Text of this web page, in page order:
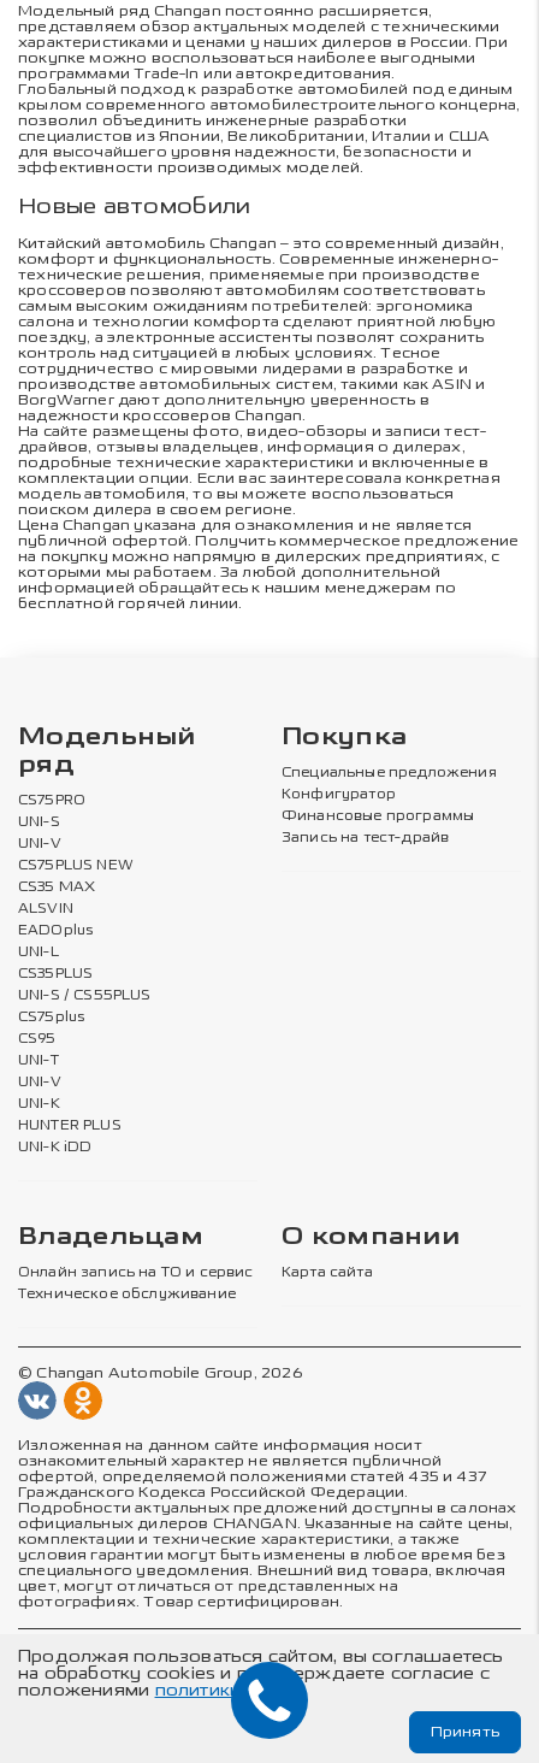
Модельный ряд Changan постоянно расширяется,
представляем обзор актуальных моделей с техническими
характеристиками и ценами у наших дилеров в России. При
покупке можно воспользоваться наиболее выгодными
программами Trade-In или автокредитования.
Глобальный подход к разработке автомобилей под единым
крылом современного автомобилестроительного концерна,
позволил объединить инженерные разработки
специалистов из Японии, Великобритании, Италии и США
для высочайшего уровня надежности, безопасности и
эффективности производимых моделей.
Новые автомобили
Китайский автомобиль Changan – это современный дизайн,
комфорт и функциональность. Современные инженерно-
технические решения, применяемые при производстве
кроссоверов позволяют автомобилям соответствовать
самым высоким ожиданиям потребителей: эргономика
салона и технологии комфорта сделают приятной любую
поездку, а электронные ассистенты позволят сохранить
контроль над ситуацией в любых условиях. Тесное
сотрудничество с мировыми лидерами в разработке и
производстве автомобильных систем, такими как ASIN и
BorgWarner дают дополнительную уверенность в
надежности кроссоверов Changan.
На сайте размещены фото, видео-обзоры и записи тест-
драйвов, отзывы владельцев, информация о дилерах,
подробные технические характеристики и включенные в
комплектации опции. Если вас заинтересовала конкретная
модель автомобиля, то вы можете воспользоваться
поиском дилера в своем регионе.
Цена Changan указана для ознакомления и не является
публичной офертой. Получить коммерческое предложение
на покупку можно напрямую в дилерских предприятиях, с
которыми мы работаем. За любой дополнительной
информацией обращайтесь к нашим менеджерам по
бесплатной горячей линии.
Модельный
ряд
CS75PRO
UNI-S
UNI-V
CS75PLUS NEW
CS35 MAX
ALSVIN
EADOplus
UNI-L
CS35PLUS
UNI-S / CS55PLUS
CS75plus
CS95
UNI-T
UNI-V
UNI-K
HUNTER PLUS
UNI-K iDD
Покупка
Специальные предложения
Конфигуратор
Финансовые программы
Запись на тест-драйв
Владельцам
Онлайн запись на ТО и сервис
Техническое обслуживание
О компании
Карта сайта
© Changan Automobile Group, 2026
Изложенная на данном сайте информация носит
ознакомительный характер не является публичной
офертой, определяемой положениями статей 435 и 437
Гражданского Кодекса Российской Федерации.
Подробности актуальных предложений доступны в салонах
официальных дилеров CHANGAN. Указанные на сайте цены,
комплектации и технические характеристики, а также
условия гарантии могут быть изменены в любое время без
специального уведомления. Внешний вид товара, включая
цвет, могут отличаться от представленных на
фотографиях. Товар сертифицирован.
Политика в отношении обработки персональных данных
Политика конфиденциальности
Согласие на обработку персональных данных
Соглашение об использовании cookie-файлов
Продолжая пользоваться сайтом, вы соглашаетесь
на обработку cookies и подтверждаете согласие с
положениями политики
Принять